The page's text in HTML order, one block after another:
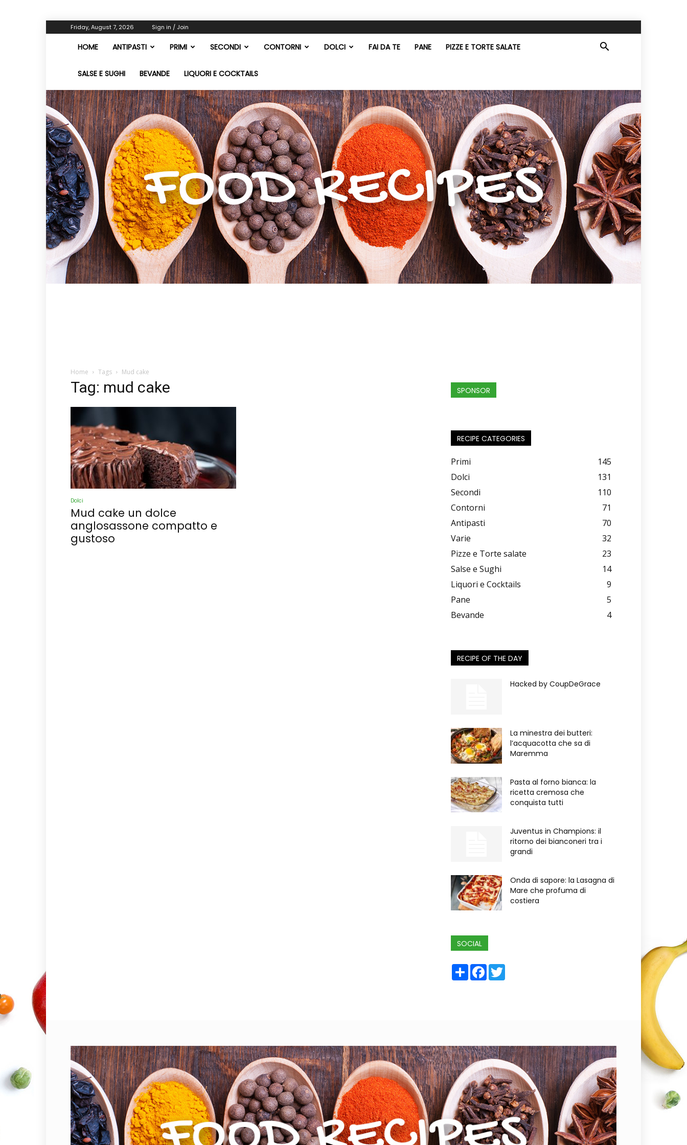
Friday, August 7, 2026 Sign in / Join
HOME ANTIPASTI PRIMI SECONDI CONTORNI DOLCI FAI DA TE PANE PIZZE E TORTE SALATE
SALSE E SUGHI BEVANDE LIQUORI E COCKTAILS
Home Tags Mud cake
Tag: mud cake
Dolci
Mud cake un dolce
anglosassone compatto e
gustoso
SPONSOR
RECIPE CATEGORIES
Primi
145
Dolci
131
Secondi
110
Contorni
71
Antipasti
70
Varie
32
Pizze e Torte salate
23
Salse e Sughi
14
Liquori e Cocktails
9
Pane
5
Bevande
4
RECIPE OF THE DAY
Hacked by CoupDeGrace
La minestra dei butteri:
l’acquacotta che sa di
Maremma
Pasta al forno bianca: la
ricetta cremosa che
conquista tutti
Juventus in Champions: il
ritorno dei bianconeri tra i
grandi
Onda di sapore: la Lasagna di
Mare che profuma di
costiera
SOCIAL
ShareFacebook